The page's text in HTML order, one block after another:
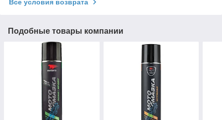
Все условия возврата
Подобные товары компании